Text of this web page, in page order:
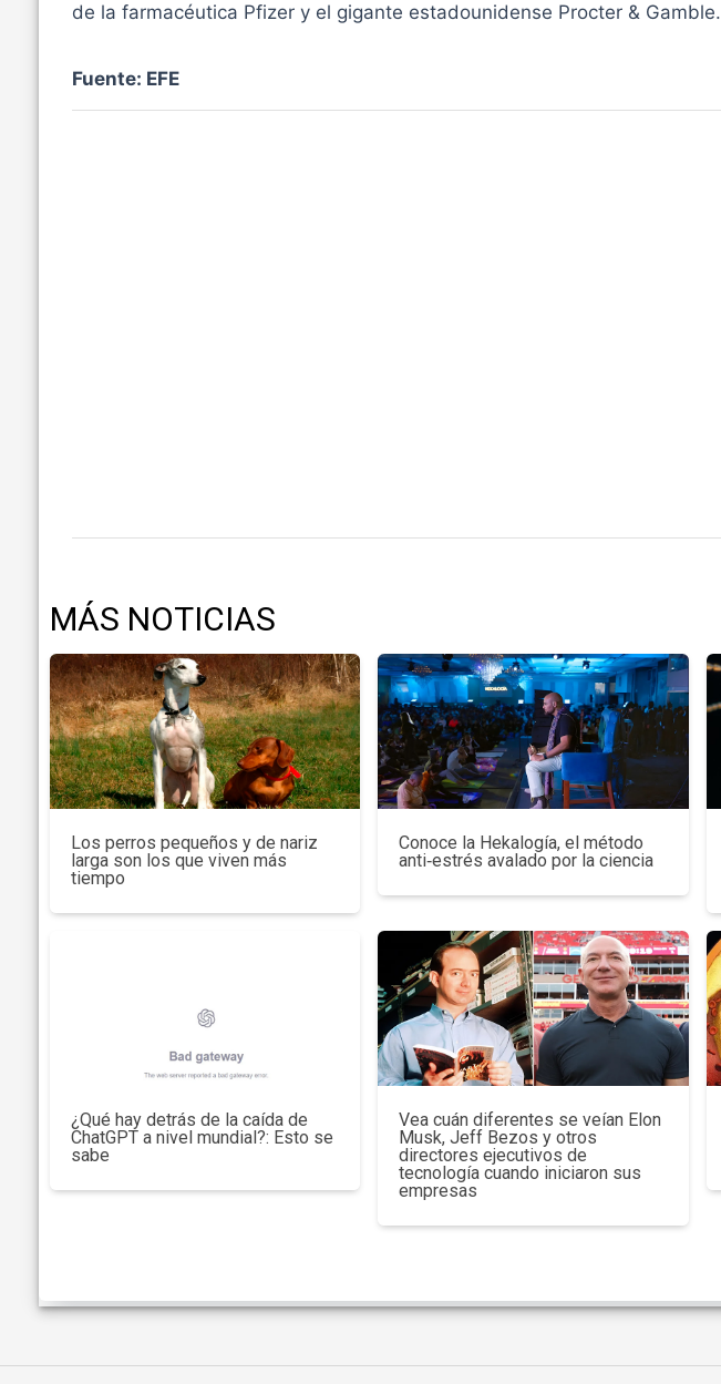
de la farmacéutica Pfizer y el gigante estadounidense Procter & Gamble.
Fuente: EFE
MÁS NOTICIAS
Los perros pequeños y de nariz
larga son los que viven más
tiempo
Conoce la Hekalogía, el método
anti‑estrés avalado por la ciencia
¿Qué hay detrás de la caída de
ChatGPT a nivel mundial?: Esto se
sabe
Vea cuán diferentes se veían Elon
Musk, Jeff Bezos y otros
directores ejecutivos de
tecnología cuando iniciaron sus
empresas